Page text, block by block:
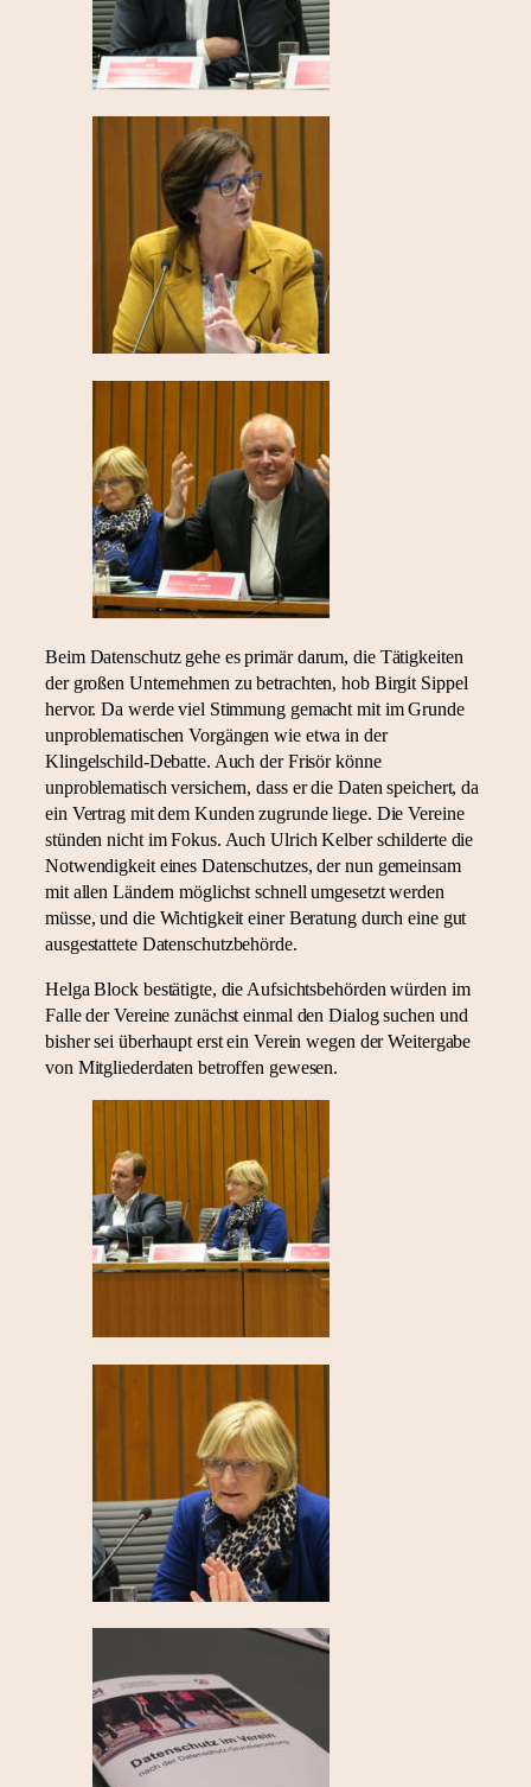
Beim Datenschutz gehe es primär darum, die Tätigkeiten
der großen Unternehmen zu betrachten, hob Birgit Sippel
hervor. Da werde viel Stimmung gemacht mit im Grunde
unproblematischen Vorgängen wie etwa in der
Klingelschild-Debatte. Auch der Frisör könne
unproblematisch versichern, dass er die Daten speichert, da
ein Vertrag mit dem Kunden zugrunde liege. Die Vereine
stünden nicht im Fokus. Auch Ulrich Kelber schilderte die
Notwendigkeit eines Datenschutzes, der nun gemeinsam
mit allen Ländern möglichst schnell umgesetzt werden
müsse, und die Wichtigkeit einer Beratung durch eine gut
ausgestattete Datenschutzbehörde.
Helga Block bestätigte, die Aufsichtsbehörden würden im
Falle der Vereine zunächst einmal den Dialog suchen und
bisher sei überhaupt erst ein Verein wegen der Weitergabe
von Mitgliederdaten betroffen gewesen.